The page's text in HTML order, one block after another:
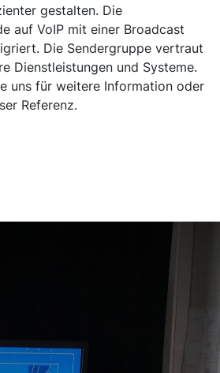
gestalten. Die
auf VoIP mit einer Broadcast
Die Sendergruppe vertraut
Dienstleistungen und Systeme.
uns für weitere Information oder
Referenz.